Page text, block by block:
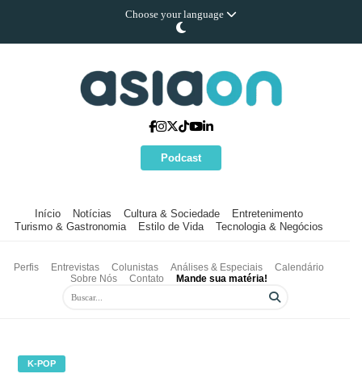
Choose your language
Podcast
Início Notícias Cultura & Sociedade
Entretenimento
Turismo & Gastronomia
Estilo de Vida Tecnologia & Negócios
Perfis Entrevistas Colunistas Análises & Especiais
Calendário
Sobre Nós
Contato Mande sua matéria!
K-POP